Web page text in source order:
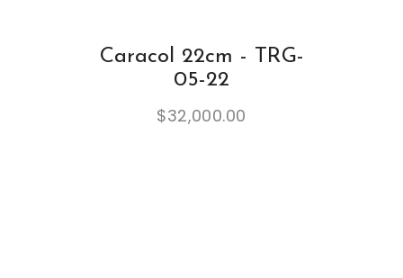
Caracol 22cm - TRG-
05-22
$32,000.00